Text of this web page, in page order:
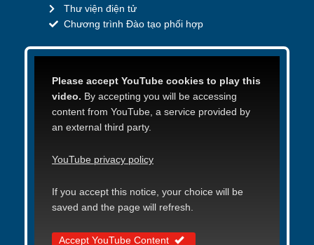
Thư viện điện tử
Chương trình Đào tạo phối hợp
Please accept YouTube cookies to play this
video. By accepting you will be accessing
content from YouTube, a service provided by
an external third party.
YouTube privacy policy
If you accept this notice, your choice will be
saved and the page will refresh.
Accept YouTube Content